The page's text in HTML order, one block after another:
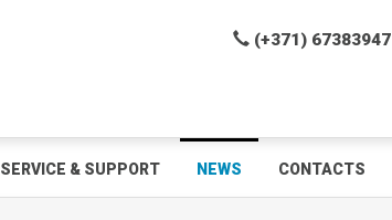
(+371) 67383947
SERVICE & SUPPORT NEWS CONTACTS